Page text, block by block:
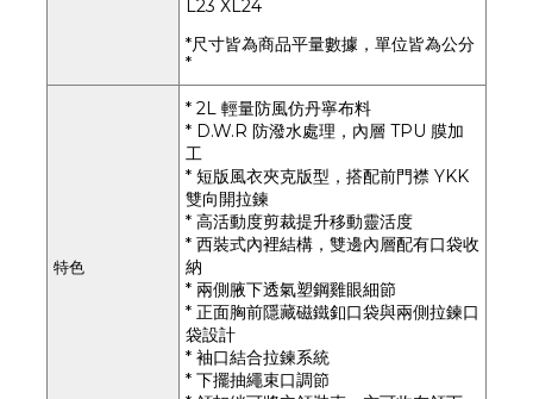
L23 XL24
*尺寸皆為商品平量數據，單位皆為公分
*
特色
* 2L 輕量防風仿丹寧布料
* D.W.R 防潑水處理，內層 TPU 膜加
工
* 短版風衣夾克版型，搭配前門襟 YKK
雙向開拉鍊
* 高活動度剪裁提升移動靈活度
* 西裝式內裡結構，雙邊內層配有口袋收
納
* 兩側腋下透氣塑鋼雞眼細節
* 正面胸前隱藏磁鐵釦口袋與兩側拉鍊口
袋設計
* 袖口結合拉鍊系統
* 下擺抽繩束口調節